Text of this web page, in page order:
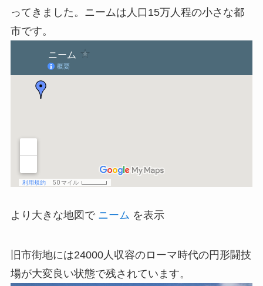
ってきました。ニームは人口15万人程の小さな都
市です。
より大きな地図で ニーム を表示
旧市街地には24000人収容のローマ時代の円形闘技
場が大変良い状態で残されています。